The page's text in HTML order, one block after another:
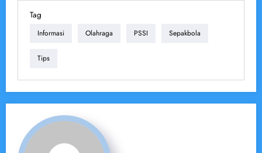
Tag
Informasi Olahraga PSSI Sepakbola
Tips